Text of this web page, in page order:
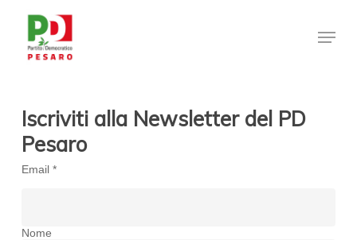
Skip
main
Menu
Iscriviti alla Newsletter del PD
Pesaro
Email *
Nome